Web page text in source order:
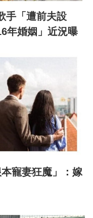
手「遭前夫設
年婚姻」近況曝
寵妻狂魔」：嫁